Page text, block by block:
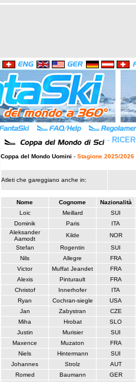
-
Coppa del Mondo Uomini - Stagione 2025/2026
Atleti che gareggiano anche in:
Nome Cognome
Nazionalità
Loic
Meillard
SUI
Dominik
Paris
ITA
Aleksander
Aamodt
Kilde
NOR
Stefan
Rogentin
SUI
Nils
Allegre
FRA
Victor
Muffat Jeandet
FRA
Alexis
Pinturault
FRA
Christof
Innerhofer
ITA
Ryan
Cochran-siegle
USA
Jan
Zabystran
CZE
Miha
Hrobat
SLO
Justin
Murisier
SUI
Maxence
Muzaton
FRA
Niels
Hintermann
SUI
Johannes
Strolz
AUT
Romed
Baumann
GER